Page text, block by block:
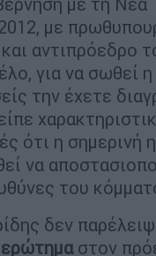
με
αντιπρόεδρο
για να σωθεί
την έχετε
ότι η σημερινή
να
του
δεν
ερώτημαστον